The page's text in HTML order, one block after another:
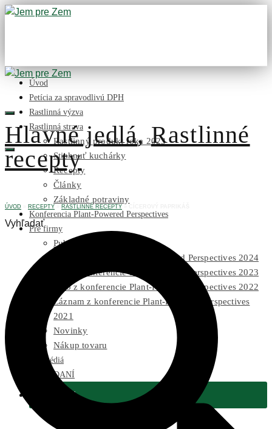
Úvod
Petícia za spravodlivú DPH
Rastlinná výzva
Rastlinná strava
Rastlinný produkt roka 2023
Stiahnuť kuchárky
Recepty
Články
Základné potraviny
Konferencia Plant-Powered Perspectives
Pre firmy
Publikácie na stiahnutie
Foto z konferencie Plant-Powered Perspectives 2024
Foto z konferencie Plant-Powered Perspectives 2023
Foto z konferencie Plant-Powered Perspectives 2022
Záznam z konferencie Plant-Powered Perspectives
2021
Novinky
Nákup tovaru
Pre médiá
2 % Z DANÍ
Podporiť
Hlavné jedlá,Rastlinné
recepty
ÚVOD RECEPTY RASTLINNÉ RECEPTY
Vyhľadať